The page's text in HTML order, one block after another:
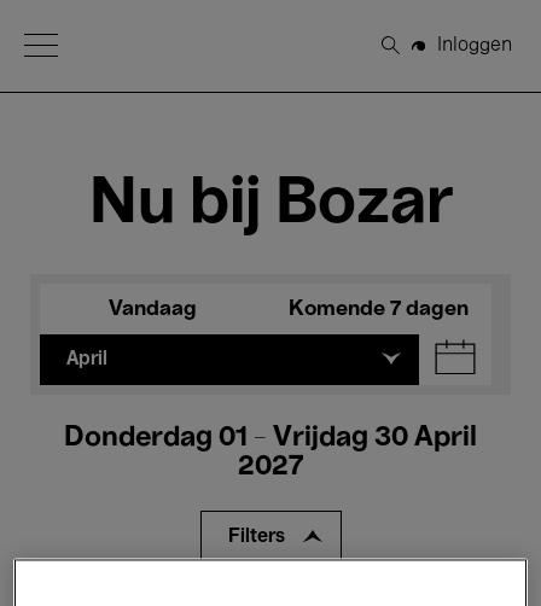
Open Menu
Zoeken
Inloggen
Nu bij Bozar
Vandaag Komende 7 dagen
April
Donderdag 01 - Vrijdag 30 April
2027
Filters